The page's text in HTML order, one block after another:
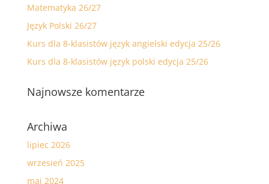
Matematyka 26/27
Język Polski 26/27
Kurs dla 8-klasistów język angielski edycja 25/26
Kurs dla 8-klasistów język polski edycja 25/26
Najnowsze komentarze
Archiwa
lipiec 2026
wrzesień 2025
maj 2024